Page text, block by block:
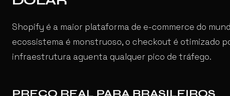
Shopify é a maior plataforma de e-commerce do
ecossistema é monstruoso, o checkout é otimizado
infraestrutura aguenta qualquer pico de tráfego.
PREÇO REAL PARA BRASILEIROS